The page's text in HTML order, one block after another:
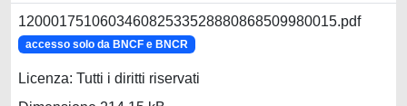
120001751060346082533528880868509980015.pdf
accesso solo da BNCF e BNCR
Licenza: Tutti i diritti riservati